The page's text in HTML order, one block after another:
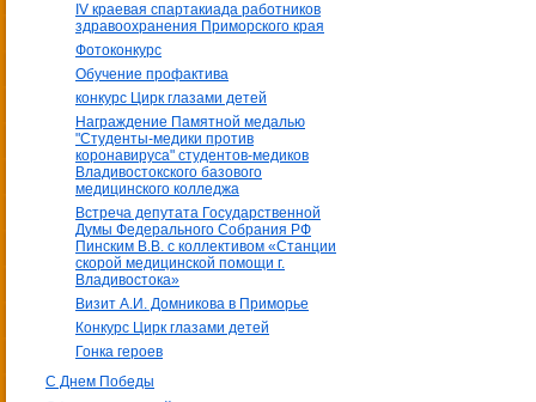
IV краевая спартакиада работников
здравоохранения Приморского края
Фотоконкурс
Обучение профактива
конкурс Цирк глазами детей
Награждение Памятной медалью
"Студенты-медики против
коронавируса" студентов-медиков
Владивостокского базового
медицинского колледжа
Встреча депутата Государственной
Думы Федерального Собрания РФ
Пинским В.В. с коллективом «Станции
скорой медицинской помощи г.
Владивостока»
Визит А.И. Домникова в Приморье
Конкурс Цирк глазами детей
Гонка героев
С Днем Победы